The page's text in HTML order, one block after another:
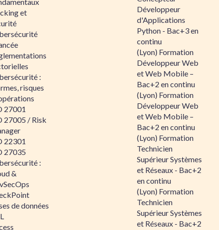
et
:
risques
27001
27005 / Risk
22301
27035
:
&
de données
Développeur
d'Applications
Python - Bac+3 en
continu
(Lyon) Formation
Développeur Web
et Web Mobile –
Bac+2 en continu
(Lyon) Formation
Développeur Web
et Web Mobile –
Bac+2 en continu
(Lyon) Formation
Technicien
Supérieur Systèmes
et Réseaux - Bac+2
en continu
(Lyon) Formation
Technicien
Supérieur Systèmes
et Réseaux - Bac+2